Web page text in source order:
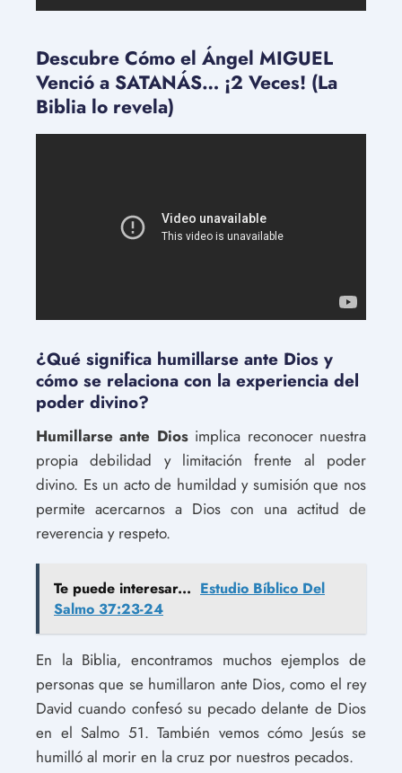
Descubre Cómo el Ángel MIGUEL
Venció a SATANÁS… ¡2 Veces! (La
Biblia lo revela)
¿Qué significa humillarse ante Dios y
cómo se relaciona con la experiencia del
poder divino?
Humillarse ante Diosimplica reconocer nuestra
propia debilidad y limitación frente al poder
divino. Es un acto de humildad y sumisión que nos
permite acercarnos a Dios con una actitud de
reverencia y respeto.
Te puede interesar... Estudio Bíblico Del
Salmo 37:23-24
En la Biblia, encontramos muchos ejemplos de
personas que se humillaron ante Dios, como el rey
David cuando confesó su pecado delante de Dios
en el Salmo 51. También vemos cómo Jesús se
humilló al morir en la cruz por nuestros pecados.